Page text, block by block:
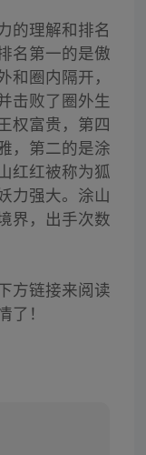
的理解和排名
名第一的是傲
圈内隔开，
击败了圈外生
权富贵，第四
，第二的是涂
红红被称为狐
力强大。涂山
界，出手次数
方链接来阅读
！